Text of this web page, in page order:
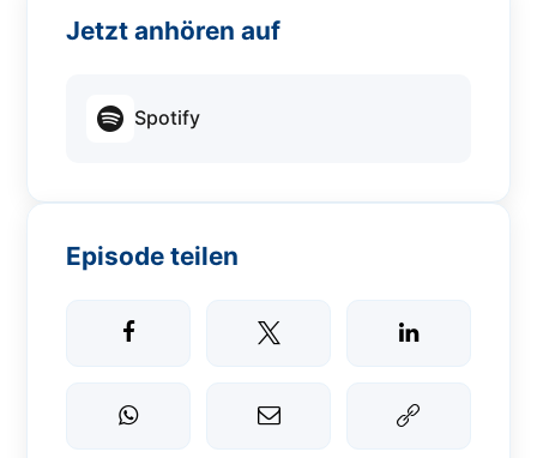
Jetzt anhören auf
Spotify
Episode teilen